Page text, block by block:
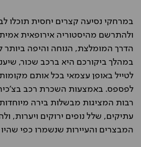
במרחקי נסיעה קצרים יחסית תוכלו
ולהתרשם מהיסטוריה אירופאית
הדרך המומלצת, הנוחה והיפה ביותר
במהלך ביקורכם היא ברכב שכור,
לטייל באופן עצמאי בכל אותם
לפספס. באמצעות השכרת רכב בצ'כיה
רבות המציגות מבשלות בירה
עתיקים, שלל נופים ירוקים ויערות,
המבצרים והעיירות שנשמרו כפי שהיו